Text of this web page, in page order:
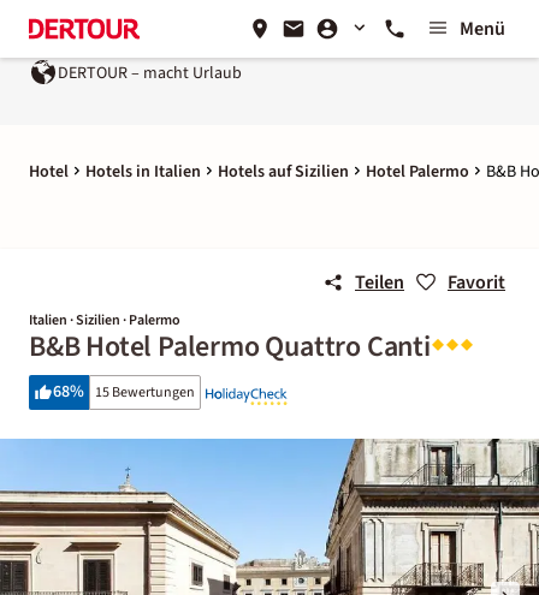
Menü
DERTOUR – macht Urlaub
Hotel Hotels in Italien Hotels auf Sizilien Hotel Palermo B&B
Teilen Favorit
Italien · Sizilien · Palermo
B&B Hotel Palermo Quattro Canti
68% 15 Bewertungen